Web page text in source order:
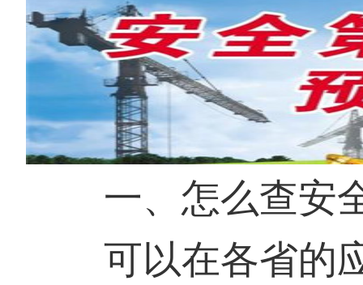
一、怎么查安
可以在各省的